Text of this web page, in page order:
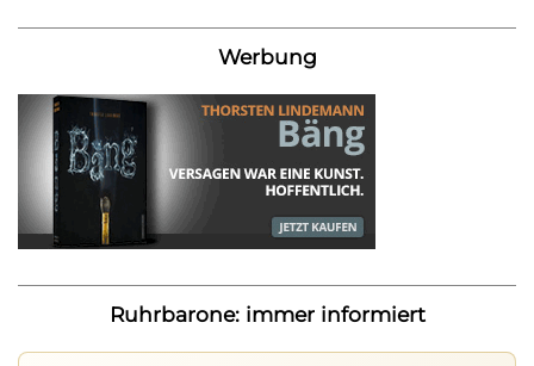
Werbung
Ruhrbarone: immer informiert